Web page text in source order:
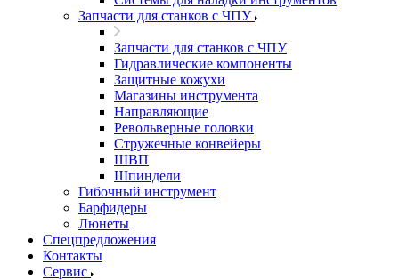
Запчасти для станков с ЧПУ
Запчасти для станков с ЧПУ
Гидравлические компоненты
Защитные кожухи
Магазины инструмента
Направляющие
Револьверные головки
Стружечные конвейеры
ШВП
Шпиндели
Гибочный инструмент
Барфидеры
Люнеты
Спецпредложения
Контакты
Сервис